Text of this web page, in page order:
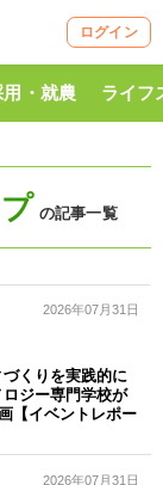
ログイン
用・就農 ライフ
の記事一覧
2026年07月31日
くりを実践的に
ジー専門学校が
【イベントレポー
2026年07月31日